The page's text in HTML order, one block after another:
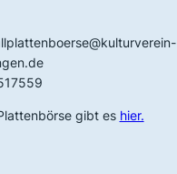
gibt es hier.